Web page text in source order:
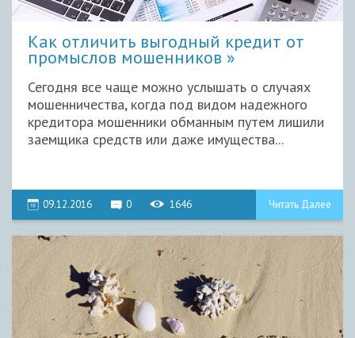
Как отличить выгодный кредит от
промыслов мошенников
Сегодня все чаще можно услышать о случаях
мошенничества, когда под видом надежного
кредитора мошенники обманным путем лишили
заемщика средств или даже имущества...
09.12.2016 0 1646 Читать Далее